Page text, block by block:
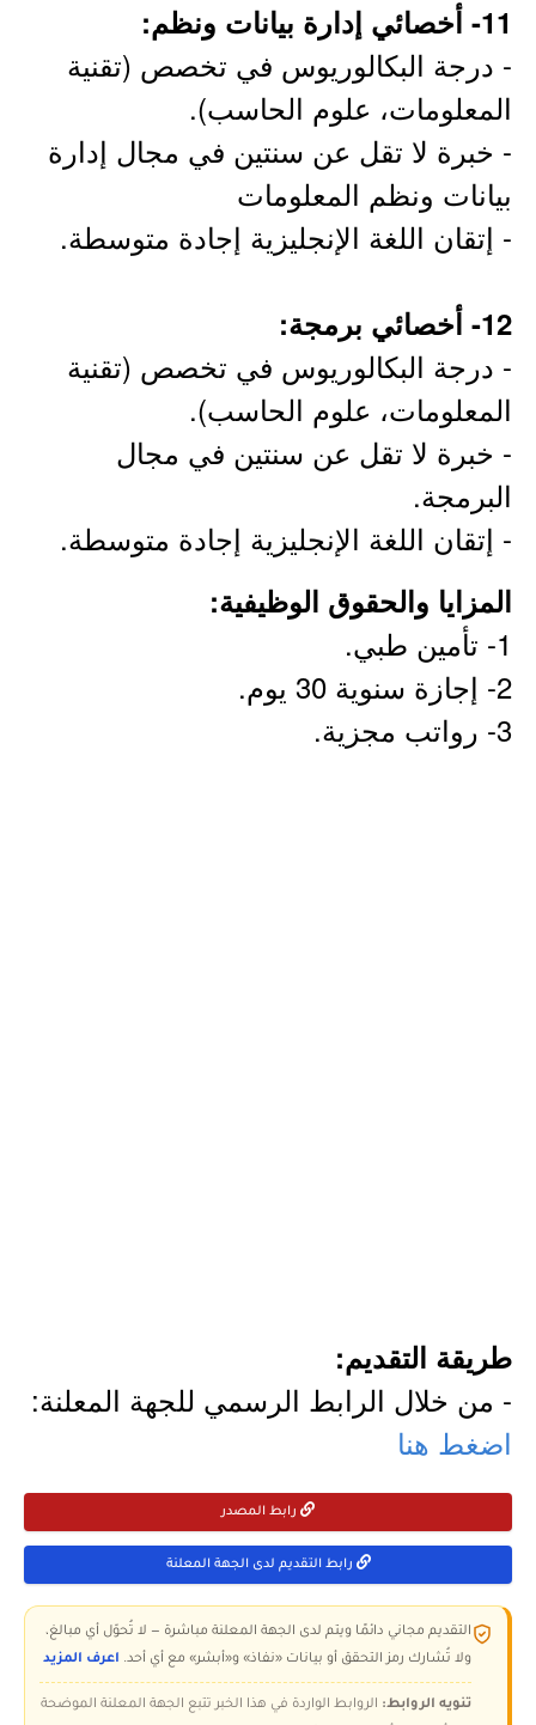
11- أخصائي إدارة بيانات ونظم:
- درجة البكالوريوس في تخصص (تقنية
المعلومات، علوم الحاسب).
- خبرة لا تقل عن سنتين في مجال إدارة
بيانات ونظم المعلومات
- إتقان اللغة الإنجليزية إجادة متوسطة.
12- أخصائي برمجة:
- درجة البكالوريوس في تخصص (تقنية
المعلومات، علوم الحاسب).
- خبرة لا تقل عن سنتين في مجال
البرمجة.
- إتقان اللغة الإنجليزية إجادة متوسطة.
المزايا والحقوق الوظيفية:
1- تأمين طبي.
2- إجازة سنوية 30 يوم.
3- رواتب مجزية.
طريقة التقديم:
- من خلال الرابط الرسمي للجهة المعلنة:
اضغط هنا
رابط المصدر
رابط التقديم لدى الجهة المعلنة
التقديم مجاني دائمًا ويتم لدى الجهة المعلنة مباشرة — لا تُحوّل أي مبالغ،
ولا تُشارك رمز التحقق أو بيانات «نفاذ» و«أبشر» مع أي أحد. اعرف المزيد
تنويه الروابط: الروابط الواردة في هذا الخبر تتبع الجهة المعلنة الموضحة